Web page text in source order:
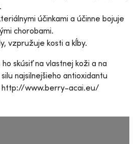
účinkami a účinne bojuje
chorobami.
vzpružuje kosti a kĺby.
skúsiť na vlastnej koži a na
najsilnejšieho antioxidantu
http://www.berry-acai.eu/